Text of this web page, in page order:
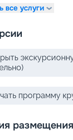
все услуги
программу